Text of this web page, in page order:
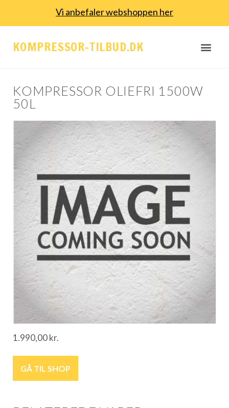
Vi anbefaler webshoppen her
KOMPRESSOR-TILBUD.DK
KOMPRESSOR OLIEFRI 1500W
50L
1.990,00kr.
GÅ TIL SHOP